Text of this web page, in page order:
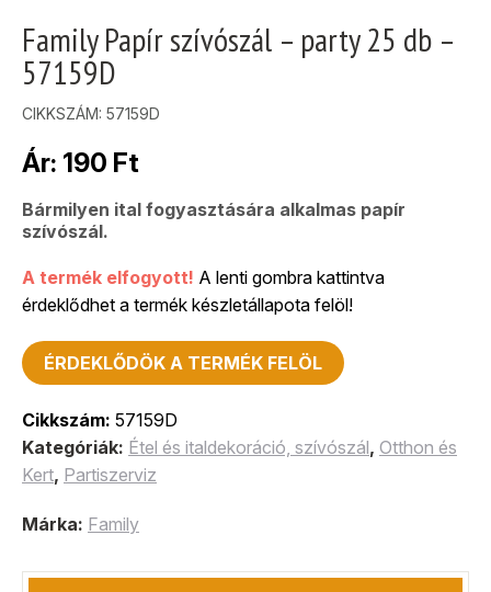
Family Papír szívószál – party 25 db –
57159D
CIKKSZÁM: 57159D
Ár: 190 Ft
Bármilyen ital fogyasztására alkalmas papír
szívószál.
A termék elfogyott! A lenti gombra kattintva
érdeklődhet a termék készletállapota felöl!
ÉRDEKLŐDÖK A TERMÉK FELÖL
Cikkszám: 57159D
Kategóriák: Étel és italdekoráció, szívószál, Otthon és
Kert, Partiszerviz
Márka: Family